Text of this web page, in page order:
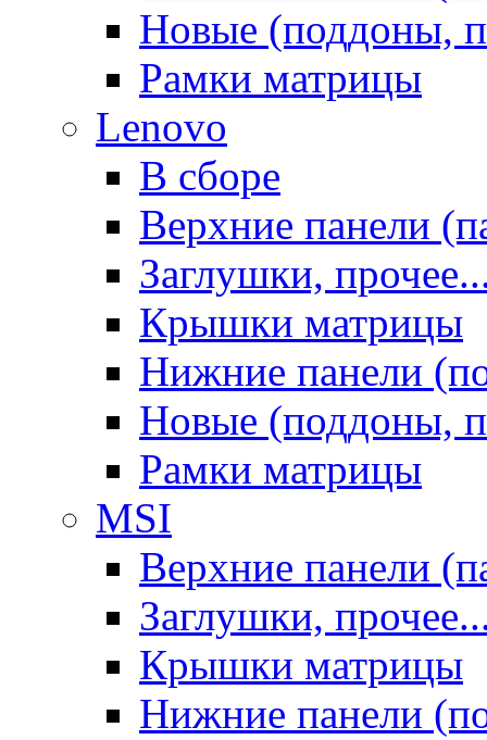
Новые (поддоны,
Рамки матрицы
Lenovo
В сборе
Верхние панели
Заглушки,
Крышки матрицы
Нижние панели
Новые (поддоны,
Рамки матрицы
MSI
Верхние панели
Заглушки,
Крышки матрицы
Нижние панели